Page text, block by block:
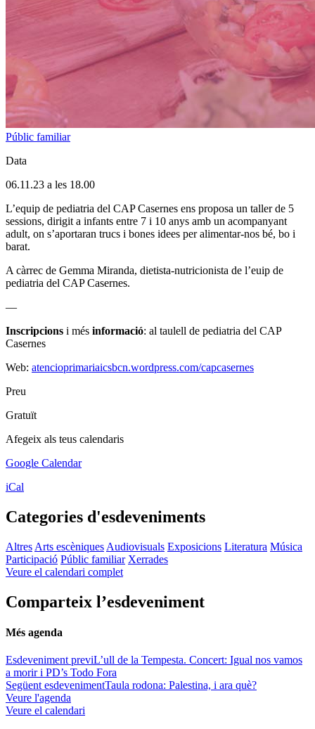
Públic familiar
Data
06.11.23 a les 18.00
L’equip de pediatria del CAP Casernes ens proposa un taller de 5
sessions, dirigit a infants entre 7 i 10 anys amb un acompanyant
adult, on s’aportaran trucs i bones idees per alimentar-nos bé, bo i
barat.
A càrrec de Gemma Miranda, dietista-nutricionista de l’euip de
pediatria del CAP Casernes.
—
Inscripcions i més informació: al taulell de pediatria del CAP
Casernes
Web: atencioprimariaicsbcn.wordpress.com/capcasernes
Preu
Gratuït
Afegeix als teus calendaris
Google Calendar
iCal
Categories d'esdeveniments
Altres Arts escèniques Audiovisuals Exposicions Literatura Música
Participació Públic familiar Xerrades
Veure el calendari complet
Comparteix l’esdeveniment
Més agenda
Esdeveniment previL’ull de la Tempesta. Concert: Igual nos vamos
a morir i PD’s Todo Fora
Següent esdevenimentTaula rodona: Palestina, i ara què?
Veure l'agenda
Veure el calendari